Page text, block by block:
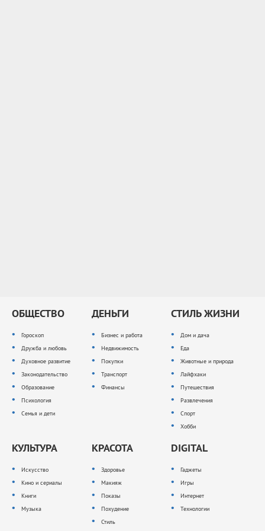
ОБЩЕСТВО
Гороскоп
Дружба и любовь
Духовное развитие
Законодательство
Образование
Психология
Семья и дети
ДЕНЬГИ
Бизнес и работа
Недвижимость
Покупки
Транспорт
Финансы
СТИЛЬ ЖИЗНИ
Дом и дача
Еда
Животные и природа
Лайфхаки
Путешествия
Развлечения
Спорт
Хобби
КУЛЬТУРА
Искусство
Кино и сериалы
Книги
Музыка
КРАСОТА
Здоровье
Макияж
Показы
Похудение
Стиль
DIGITAL
Гаджеты
Игры
Интернет
Технологии